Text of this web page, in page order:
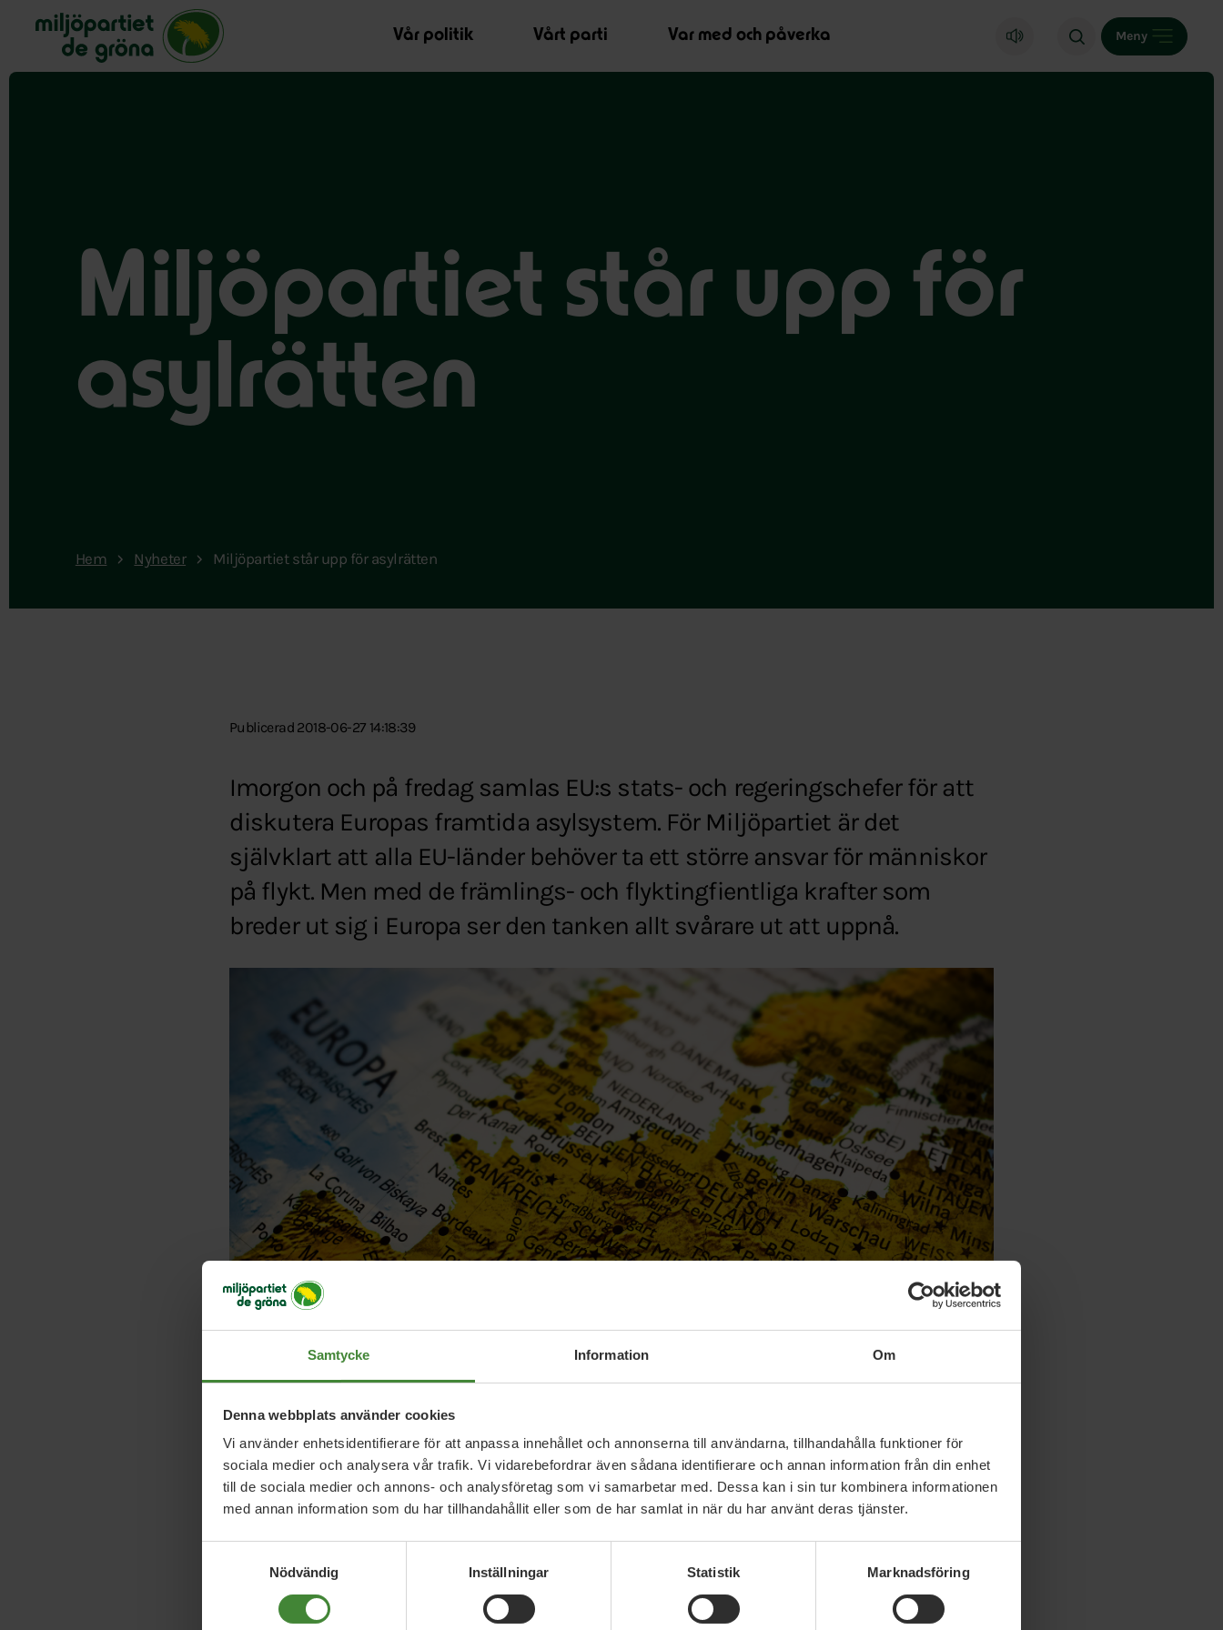
Samtycke Information Om
Denna webbplats använder cookies
Vi använder enhetsidentifierare för att anpassa innehållet och annonserna till användarna, tillhandahålla funktioner för
sociala medier och analysera vår trafik. Vi vidarebefordrar även sådana identifierare och annan information från din enhet
till de sociala medier och annons- och analysföretag som vi samarbetar med. Dessa kan i sin tur kombinera informationen
med annan information som du har tillhandahållit eller som de har samlat in när du har använt deras tjänster.
Nödvändig
Inställningar Statistik Marknadsföring
Miljöpartiet de gröna, startsida
Vår politik
Vårt parti Var med och påverka Meny
Miljöpartiet står upp för
asylrätten
Hem Nyheter Miljöpartiet står upp för asylrätten
Publicerad 2018-06-27 14:18:39
Imorgon och på fredag samlas EU:s stats- och regeringschefer för att
diskutera Europas framtida asylsystem. För Miljöpartiet är det
självklart att alla EU-länder behöver ta ett större ansvar för människor
på flykt. Men med de främlings- och flyktingfientliga krafter som
breder ut sig i Europa ser den tanken allt svårare ut att uppnå.
Än finns inga konkreta förslag på bordet att ta ställning till och än har FN:s flyktingorgan UNHCR
inte presenterat några lösningar. Det cirkulerar dock idéer om att de personer som räddas i
Medelhavet ska tas i land till särskilda plattformar i EU eller i Afrika.